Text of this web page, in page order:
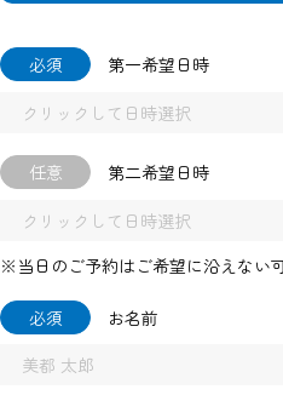
必須 第一希望日時
任意 第二希望日時
※当日のご予約はご希望に沿えない
必須 お名前